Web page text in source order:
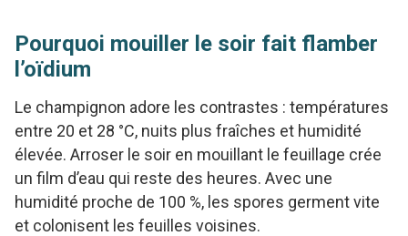
Pourquoi mouiller le soir fait flamber
l’oïdium
Le champignon adore les contrastes : températures
entre 20 et 28 °C, nuits plus fraîches et humidité
élevée. Arroser le soir en mouillant le feuillage crée
un film d’eau qui reste des heures. Avec une
humidité proche de 100 %, les spores germent vite
et colonisent les feuilles voisines.